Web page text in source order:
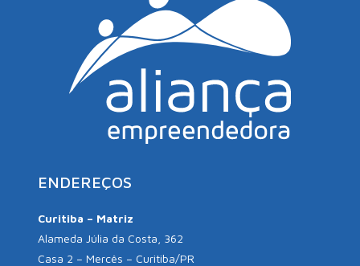
ENDEREÇOS
Curitiba – Matriz
Alameda Júlia da Costa, 362
Casa 2 – Mercês – Curitiba/PR